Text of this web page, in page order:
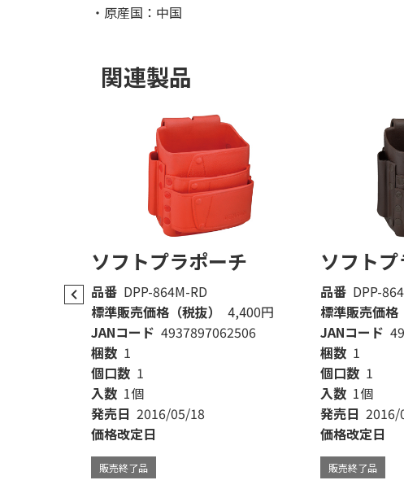
・原産国：中国
関連製品
ソフトプラポーチ
品番 DPP-864M-RD
標準販売価格（税抜）
4,400円
JANコード 4937897062506
梱数 1
個口数 1
入数 1個
発売日 2016/05/18
価格改定日
販売終了品
ソフト
品番 DPP-
標準販売価格
JANコード
梱数 1
個口数 1
入数 1個
発売日 2016/
価格改定日
販売終了品